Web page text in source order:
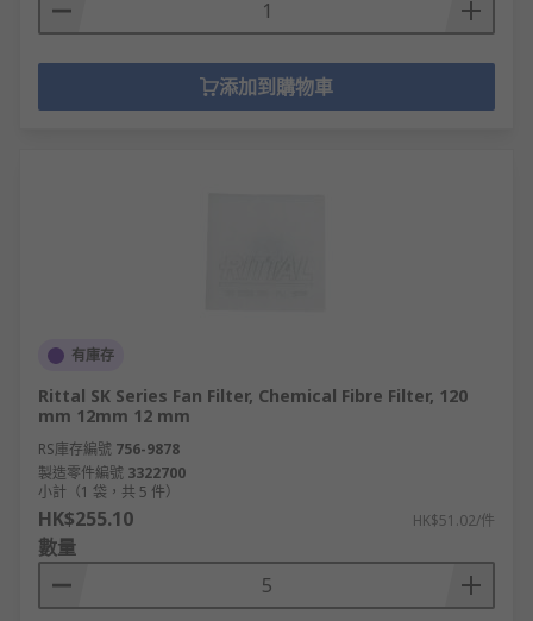
添加到購物車
有庫存
Rittal SK Series Fan Filter, Chemical Fibre Filter, 120
mm 12mm 12 mm
RS庫存編號 756-9878
製造零件編號 3322700
小計（1 袋，共 5 件）
HK$255.10 HK$51.02/件
數量